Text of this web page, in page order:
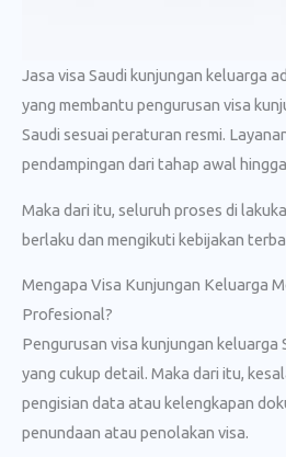
Jasa visa Saudi kunjungan keluarga
yang membantu pengurusan visa
Saudi sesuai peraturan resmi.
pendampingan dari tahap awal
Maka dari itu, seluruh proses di
berlaku dan mengikuti kebijakan
Mengapa Visa Kunjungan Keluarga
Profesional?
Pengurusan visa kunjungan keluarga
yang cukup detail. Maka dari itu,
pengisian data atau kelengkapan
penundaan atau penolakan visa.